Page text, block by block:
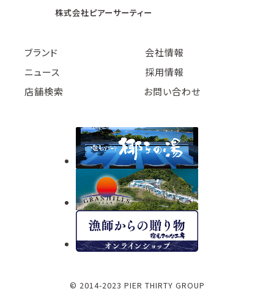
株式会社ピアーサーティー
ブランド
会社情報
ニュース
採用情報
店舗検索
お問い合わせ
© 2014-2023 PIER THIRTY GROUP